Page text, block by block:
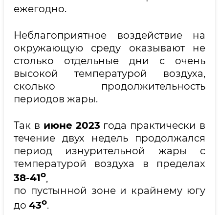
ежегодно.
Неблагоприятное воздействие на
окружающую среду оказывают не
столько отдельные дни с очень
высокой температурой воздуха,
сколько продолжительность
периодов жары.
Так в июне 2023 года практически в
течение двух недель продолжался
период изнурительной жары с
температурой воздуха в пределах
38-41о,
по пустынной зоне и крайнему югу
до 43о.